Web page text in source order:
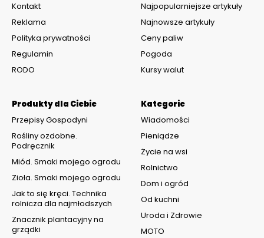
Kontakt
Reklama
Polityka prywatności
Regulamin
RODO
Kategorie
Wiadomości
Pieniądze
Życie na wsi
Rolnictwo
Dom i ogród
Od kuchni
Uroda i Zdrowie
MOTO
Produkty dla Ciebie
Przepisy Gospodyni
Rośliny ozdobne.
Podręcznik
Miód. Smaki mojego ogrodu
Zioła. Smaki mojego ogrodu
Jak to się kręci. Technika
rolnicza dla najmłodszych
Znacznik plantacyjny na
grządki
Najpopularniejsze artykuły
Najnowsze artykuły
Ceny paliw
Pogoda
Kursy walut